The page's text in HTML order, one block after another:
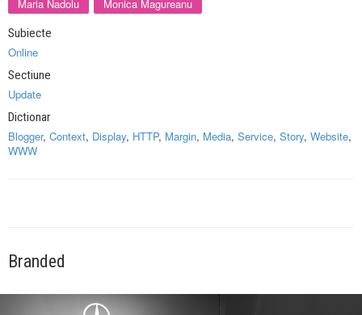
Maria Nadolu
Monica Magureanu
Subiecte
Online
Sectiune
Update
Dictionar
Blogger, Context, Display, HTTP, Margin, Media, Service, Story, Website,
WWW
Branded